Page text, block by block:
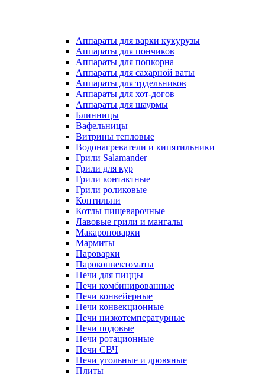
Аппараты для варки кукурузы
Аппараты для пончиков
Аппараты для попкорна
Аппараты для сахарной ваты
Аппараты для трдельников
Аппараты для хот-догов
Аппараты для шаурмы
Блинницы
Вафельницы
Витрины тепловые
Водонагреватели и кипятильники
Грили Salamander
Грили для кур
Грили контактные
Грили роликовые
Коптильни
Котлы пищеварочные
Лавовые грили и мангалы
Макароноварки
Мармиты
Пароварки
Пароконвектоматы
Печи для пиццы
Печи комбинированные
Печи конвейерные
Печи конвекционные
Печи низкотемпературные
Печи подовые
Печи ротационные
Печи СВЧ
Печи угольные и дровяные
Плиты